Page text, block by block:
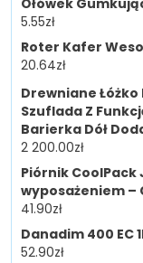
5.55zł
Roter Kafer
20.64zł
Drewniane
Szuflada Z
Barierka Dół
2 200.00zł
Piórnik CoolPack
wyposażeniem –
41.90zł
Danadim 400 EC
52.90zł